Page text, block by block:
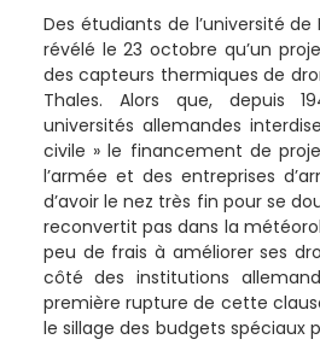
Des étudiants de l’université
révélé le 23 octobre qu’un
des capteurs thermiques de
Thales. Alors que, depuis
universités allemandes
civile » le financement de
l’armée et des entreprises
d’avoir le nez très fin pour se
reconvertit pas dans la
peu de frais à améliorer ses
côté des institutions
première rupture de cette
le sillage des budgets spéciaux